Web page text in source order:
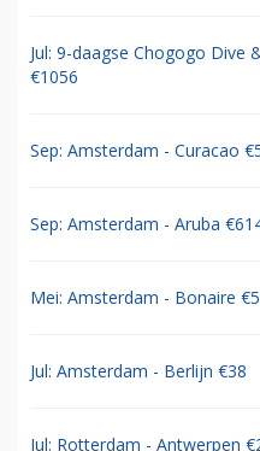
Jul: 9-daagse Chogogo Dive
€1056
Sep: Amsterdam - Curacao
Sep: Amsterdam - Aruba
Mei: Amsterdam - Bonaire
Jul: Amsterdam - Berlijn €38
Jul: Rotterdam - Antwerpen